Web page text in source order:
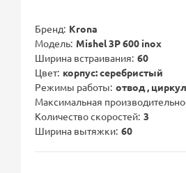
Бренд Krona
Модель Mishel 3P 600 inox
Ширина встраивания 60
Цвет корпус: серебристый
Режимы работы отвод ,
Максимальная
Количество скоростей 3
Ширина вытяжки 60